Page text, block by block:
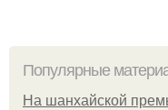
Популярные
На шанхайской